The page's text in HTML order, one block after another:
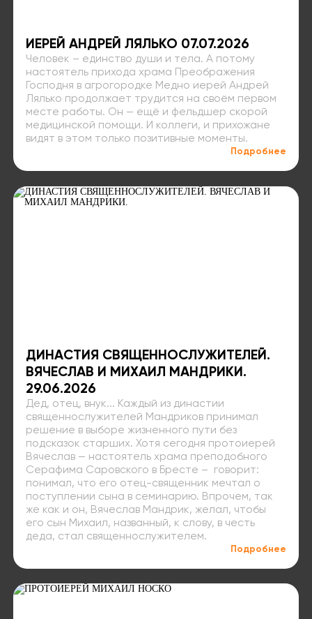
ИЕРЕЙ АНДРЕЙ ЛЯЛЬКО 07.07.2026
Человек – единство души и тела. А потому
настоятель прихода храма Преображения
Господня в агрогородке Медно иерей Андрей
Лялько продолжает трудится на своём первом
месте работы. Он — ещё и фельдшер скорой
медицинской помощи. И коллеги, и прихожане
видят в этом только позитивные моменты.
Подробнее
ДИНАСТИЯ СВЯЩЕННОСЛУЖИТЕЛЕЙ.
ВЯЧЕСЛАВ И МИХАИЛ МАНДРИКИ.
29.06.2026
Дед, отец, внук... Каждый из династии
священнослужителей Мандриков принимал
решение в выборе жизненного пути без
подсказок старших. Хотя сегодня протоиерей
Вячеслав — настоятель храма преподобного
Серафима Саровского в Бресте – говорит:
понимал, что его отец-священник мечтал о
поступлении сына в семинарию. Впрочем, так
же как и он, Вячеслав Мандрик, желал, чтобы
его сын Михаил, названный, к слову, в честь
деда, стал священнослужителем.
Подробнее